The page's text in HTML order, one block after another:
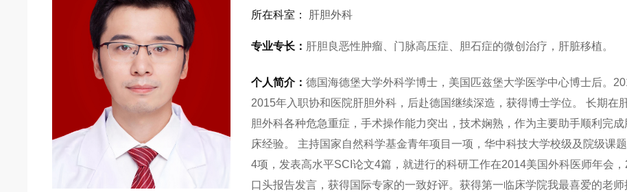
所在科室： 肝胆外科
专业专长： 肝胆良恶性肿瘤、门脉高压症、胆石症的微创治疗，肝脏移植。
个人简介：德国海德堡大学外科学博士，美国匹兹堡大学医学中心博士后。
2015年入职协和医院肝胆外科，后赴德国继续深造，获得博士学位。 长期在
胆外科各种危急重症，手术操作能力突出，技术娴熟，作为主要助手顺利完
床经验。 主持国家自然科学基金青年项目一项，华中科技大学校级及院级课
4项，发表高水平SCI论文4篇，就进行的科研工作在2014美国外科医师年会
口头报告发言，获得国际专家的一致好评。获得第一临床学院我最喜爱的老